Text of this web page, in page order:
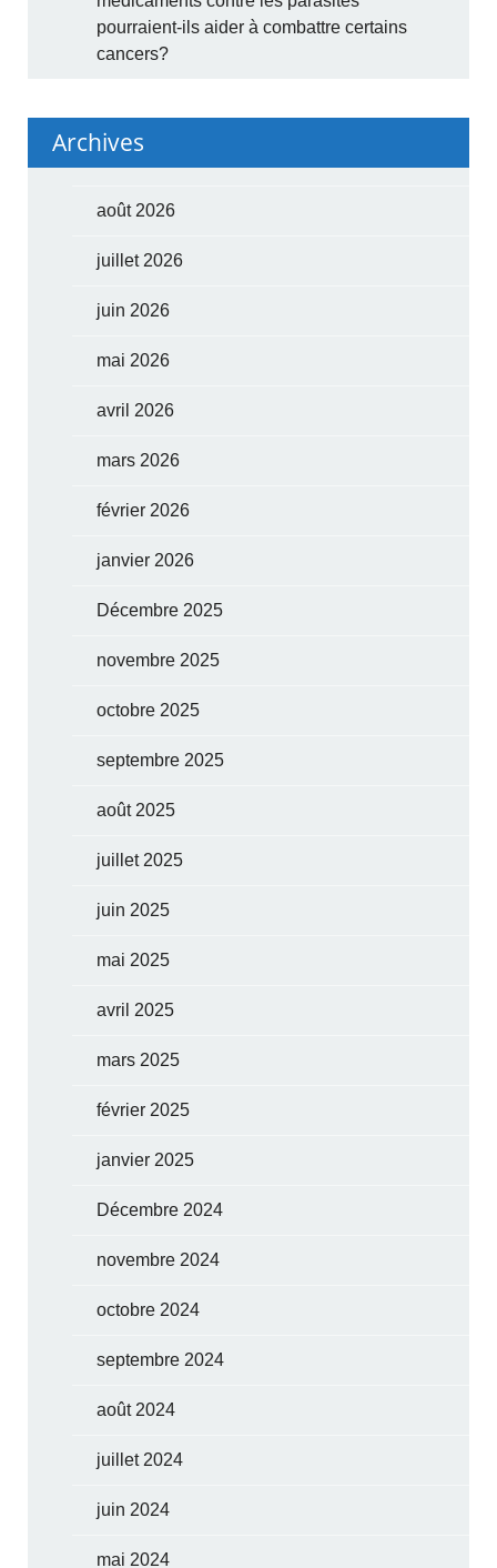
pourraient-ils aider à combattre certains
cancers?
Archives
août 2026
juillet 2026
juin 2026
mai 2026
avril 2026
mars 2026
février 2026
janvier 2026
Décembre 2025
novembre 2025
octobre 2025
septembre 2025
août 2025
juillet 2025
juin 2025
mai 2025
avril 2025
mars 2025
février 2025
janvier 2025
Décembre 2024
novembre 2024
octobre 2024
septembre 2024
août 2024
juillet 2024
juin 2024
mai 2024